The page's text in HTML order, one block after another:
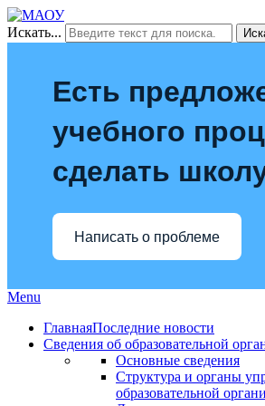
Искать...
Есть
учебного
сделать
Написать о проблеме
Menu
ГлавнаяПоследние новости
Сведения об образовательной
Основные сведения
Структура и органы
образовательной